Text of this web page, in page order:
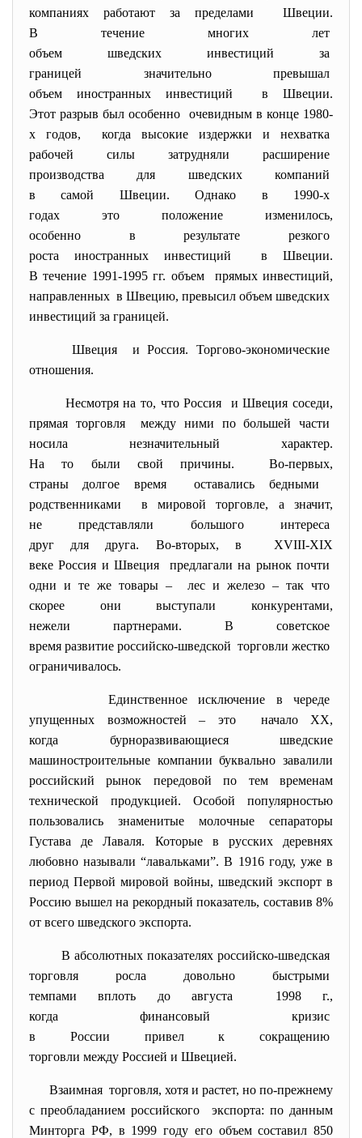
компаниях работают за пределами Швеции.
В течение многих лет
объем шведских инвестиций за
границей значительно превышал
объем иностранных инвестиций в Швеции.
Этот разрыв был особенно очевидным в конце 1980-
х годов, когда высокие издержки и нехватка
рабочей силы затрудняли расширение
производства для шведских компаний
в самой Швеции. Однако в 1990-х
годах это положение изменилось,
особенно в результате резкого
роста иностранных инвестиций в Швеции.
В течение 1991-1995 гг. объем прямых инвестиций,
направленных в Швецию, превысил объем шведских
инвестиций за границей.
Швеция и Россия. Торгово-экономические
отношения.
Несмотря на то, что Россия и Швеция соседи,
прямая торговля между ними по большей части
носила незначительный характер.
На то были свой причины. Во-первых,
страны долгое время оставались бедными
родственниками в мировой торговле, а значит,
не представляли большого интереса
друг для друга. Во-вторых, в XVIII-XIX
веке Россия и Швеция предлагали на рынок почти
одни и те же товары – лес и железо – так что
скорее они выступали конкурентами,
нежели партнерами. В советское
время развитие российско-шведской торговли жестко
ограничивалось.
Единственное исключение в череде
упущенных возможностей – это начало XX,
когда бурноразвивающиеся шведские
машиностроительные компании буквально завалили
российский рынок передовой по тем временам
технической продукцией. Особой популярностью
пользовались знаменитые молочные сепараторы
Густава де Лаваля. Которые в русских деревнях
любовно называли “лавальками”. В 1916 году, уже в
период Первой мировой войны, шведский экспорт в
Россию вышел на рекордный показатель, составив 8%
от всего шведского экспорта.
В абсолютных показателях российско-шведская
торговля росла довольно быстрыми
темпами вплоть до августа 1998 г.,
когда финансовый кризис
в России привел к сокращению
торговли между Россией и Швецией.
Взаимная торговля, хотя и растет, но по-прежнему
с преобладанием российского экспорта: по данным
Минторга РФ, в 1999 году его объем составил 850